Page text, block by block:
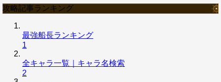
攻略記事ランキング
最強船長ランキング
1
全キャラ一覧｜キャラ名検索
2